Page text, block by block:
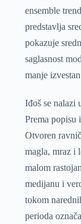
ensemble
predstavlja
pokazuje
saglasnost
manje
Iđoš se nalazi
Prema popisu
Otvoren
magla, mraz i
malom
medijanu i
tokom
perioda